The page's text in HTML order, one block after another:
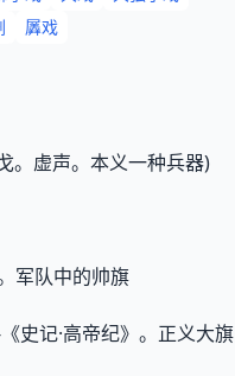
羼戏
。虚声。本义一种兵器)
军队中的帅旗
史记·高帝纪》。正义大旗